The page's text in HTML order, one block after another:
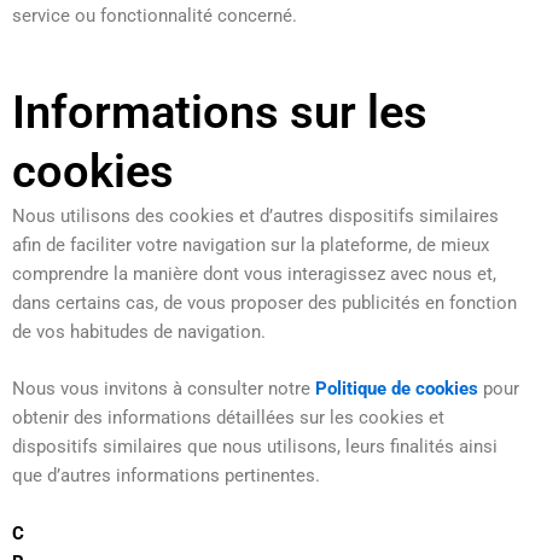
service ou fonctionnalité concerné.
Informations sur les
cookies
Nous utilisons des cookies et d’autres dispositifs similaires
afin de faciliter votre navigation sur la plateforme, de mieux
comprendre la manière dont vous interagissez avec nous et,
dans certains cas, de vous proposer des publicités en fonction
de vos habitudes de navigation.
Nous vous invitons à consulter notre Politique de cookies pour
obtenir des informations détaillées sur les cookies et
dispositifs similaires que nous utilisons, leurs finalités ainsi
que d’autres informations pertinentes.
C